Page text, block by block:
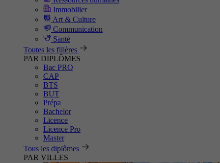
Immobilier
Art & Culture
Communication
Santé
Toutes les filières
PAR DIPLÔMES
Bac PRO
CAP
BTS
BUT
Prépa
Bachelor
Licence
Licence Pro
Master
Tous les diplômes
PAR VILLES